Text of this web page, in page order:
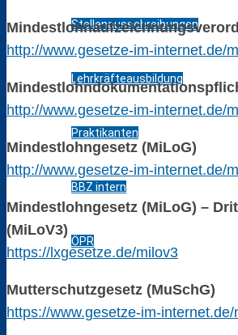
Stellenausschreibungen
Lehrkräfteausbildung
Praktikanten
BBZ intern
ÖPR
SchülerInnen
http://www.gesetze-im-internet.de/
http://www.gesetze-im-internet.de/
Mindestlohngesetz (MiLoG)
http://www.gesetze-im-internet.de/
Mindestlohngesetz (MiLoG) –
(MiLoV3)
https://lxgesetze.de/milov3
Mutterschutzgesetz (MuSchG)
https://www.gesetze-im-